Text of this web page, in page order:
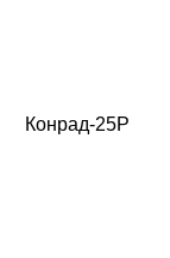
Конрад-25Р